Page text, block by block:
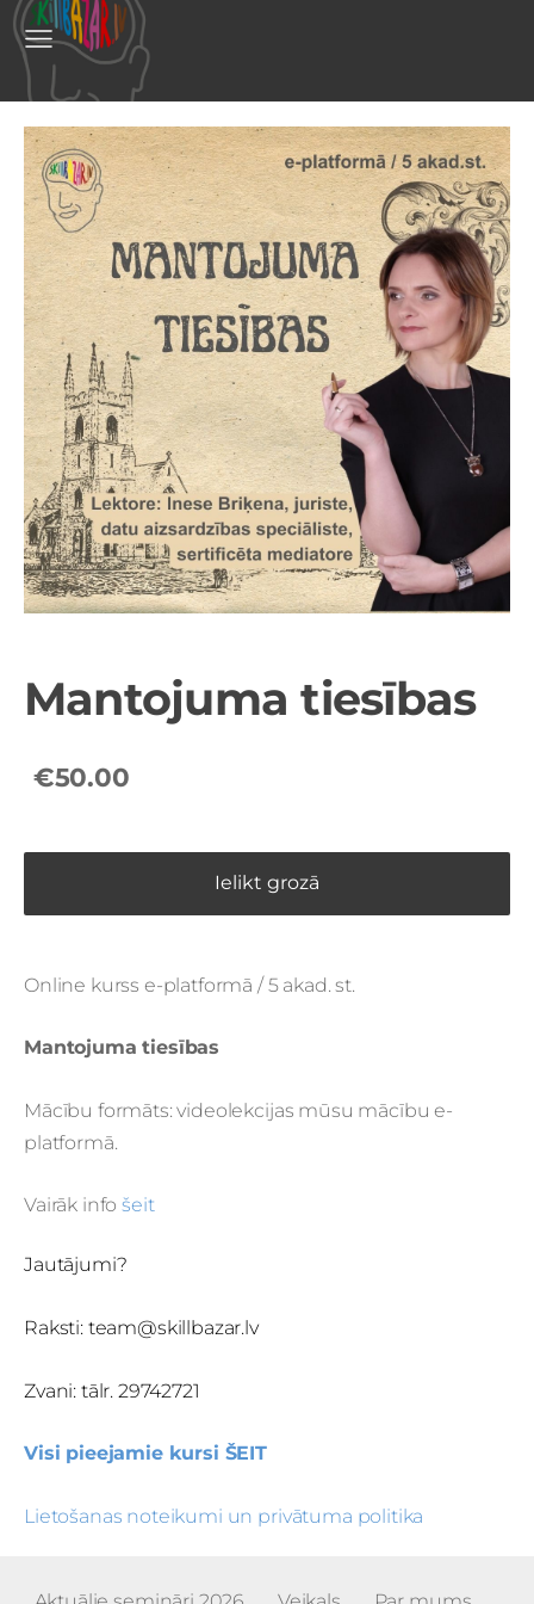
Jautājumi?
Raksti: team@skillbazar.lv
Zvani: tālr. 29742721
Visi pieejamie kursi ŠEIT
Lietošanas noteikumi un privātuma politika
Mantojuma tiesības
€50.00
Ielikt grozā
Online kurss e-platformā / 5 akad. st.
Mantojuma tiesības
Mācību formāts: videolekcijas mūsu mācību e-
platformā.
Vairāk infošeit